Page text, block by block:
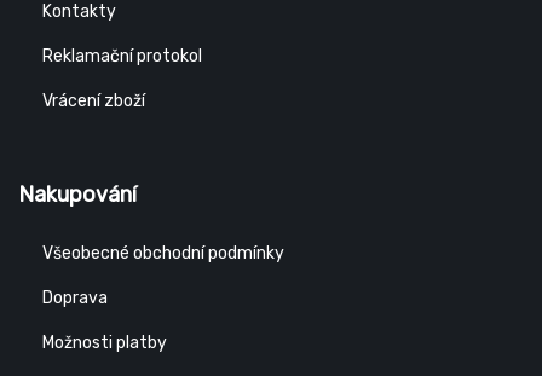
Kontakty
Reklamační protokol
Vrácení zboží
Nakupování
Všeobecné obchodní podmínky
Doprava
Možnosti platby